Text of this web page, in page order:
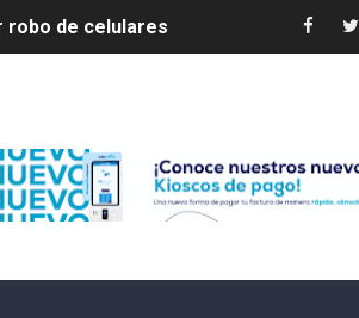
Dominicana en las últimas horas
este miércoles